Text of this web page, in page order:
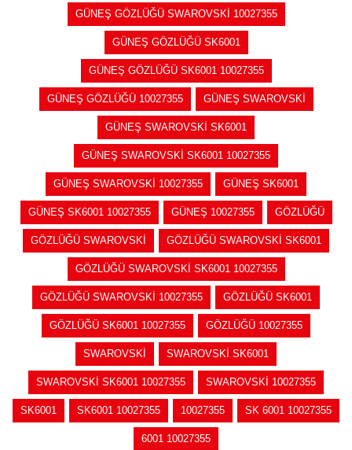
GÜNEŞ GÖZLÜĞÜ SWAROVSKİ 10027355
GÜNEŞ GÖZLÜĞÜ SK6001
GÜNEŞ GÖZLÜĞÜ SK6001 10027355
GÜNEŞ GÖZLÜĞÜ 10027355 GÜNEŞ SWAROVSKİ
GÜNEŞ SWAROVSKİ SK6001
GÜNEŞ SWAROVSKİ SK6001 10027355
GÜNEŞ SWAROVSKİ 10027355 GÜNEŞ SK6001
GÜNEŞ SK6001 10027355 GÜNEŞ 10027355 GÖZLÜĞÜ
GÖZLÜĞÜ SWAROVSKİ GÖZLÜĞÜ SWAROVSKİ SK6001
GÖZLÜĞÜ SWAROVSKİ SK6001 10027355
GÖZLÜĞÜ SWAROVSKİ 10027355 GÖZLÜĞÜ SK6001
GÖZLÜĞÜ SK6001 10027355 GÖZLÜĞÜ 10027355
SWAROVSKİ SWAROVSKİ SK6001
SWAROVSKİ SK6001 10027355 SWAROVSKİ 10027355
SK6001 SK6001 10027355 10027355 SK 6001 10027355
6001 10027355